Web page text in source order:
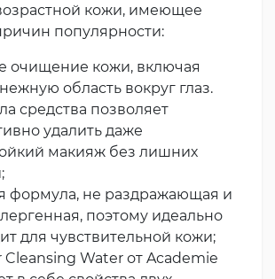
кожи, имеющее
популярности:
очищение кожи, включая
область вокруг глаз.
средства позволяет
удалить даже
макияж без лишних
формула, не раздражающая и
поэтому идеально
для чувствительной кожи;
Cleansing Water от Academie